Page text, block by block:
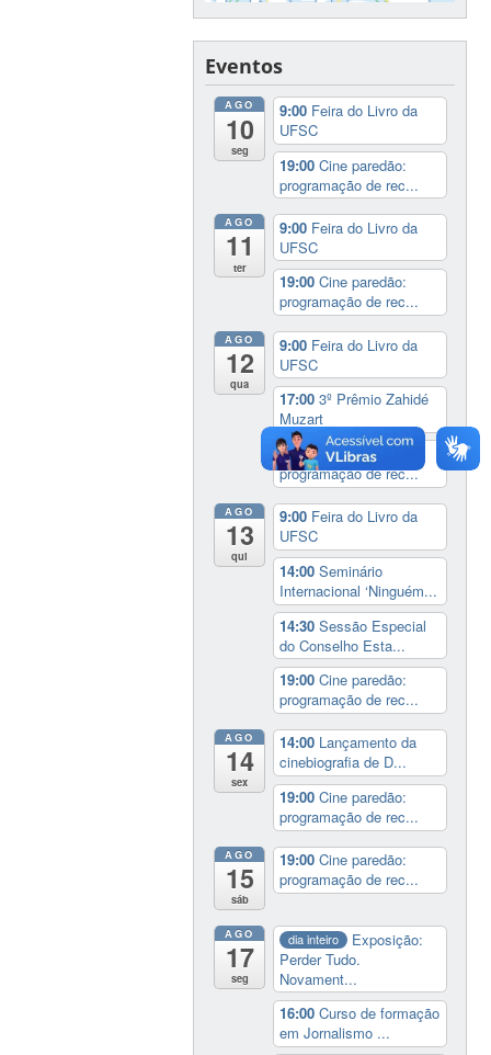
Eventos
AGO
10
seg
9:00 Feira do Livro da
UFSC
19:00Cine paredão:
programação de rec...
AGO
11
ter
9:00 Feira do Livro da
UFSC
19:00Cine paredão:
programação de rec...
AGO
12
qua
9:00 Feira do Livro da
UFSC
17:003º Prêmio Zahidé
Muzart
19:00 Cine paredão:
programação de rec...
AGO
13
qui
9:00 Feira do Livro da
UFSC
14:00Seminário
Internacional ‘Ninguém...
14:30Sessão Especial
do Conselho Esta...
19:00Cine paredão:
programação de rec...
AGO
14
sex
14:00 Lançamento da
cinebiografia de D...
19:00Cine paredão:
programação de rec...
AGO
15
sáb
19:00Cine paredão:
programação de rec...
AGO
17
seg
dia inteiro
Exposição:
Perder Tudo.
Novament...
16:00Curso de formação
em Jornalismo ...